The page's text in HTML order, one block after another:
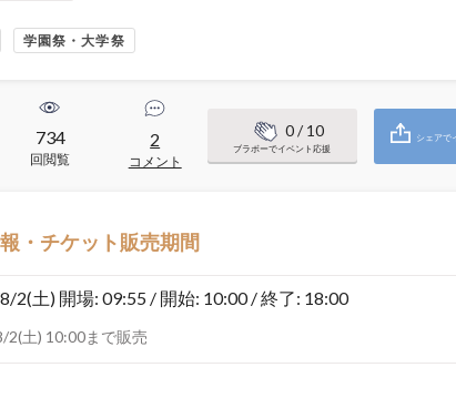
学園祭・大学祭
734
回閲覧
2
コメント
0/ 10
ブラボーでイベント応援
シェアで
・チケット販売期間
2(土) 開場: 09:55 / 開始: 10:00 / 終了: 18:00
2(土) 10:00まで販売